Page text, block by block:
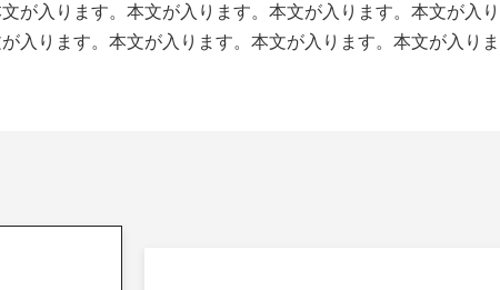
が入ります。本文が入ります。本文が入ります。本文が入
入ります。本文が入ります。本文が入ります。本文が入り